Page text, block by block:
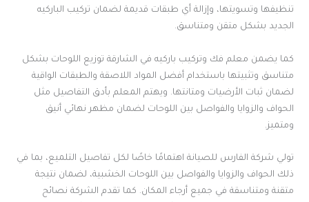
تنظيفها وتسويتها، وإزالة أي طبقات قديمة لضمان تركيب الباركيه
الجديد بشكل متقن ومتناسق.
كما يضمن معلم فك وتركيب باركيه في الشارقة توزيع اللوحات بشكل
متناسق وتثبيتها باستخدام أفضل المواد اللاصقة والطبقات الواقية
لضمان ثبات الأرضيات ومتانتها. ويهتم المعلم بأدق التفاصيل مثل
الحواف والزوايا والفواصل بين اللوحات لضمان مظهر نهائي أنيق
ومتميز.
تولي شركة الفارس للصيانة اهتمامًا خاصًا لكل تفاصيل التلميع، بما في
ذلك الحواف والزوايا والفواصل بين اللوحات الخشبية، لضمان نتيجة
متقنة ومتناسقة في جميع أرجاء المكان. كما تقدم الشركة نصائح